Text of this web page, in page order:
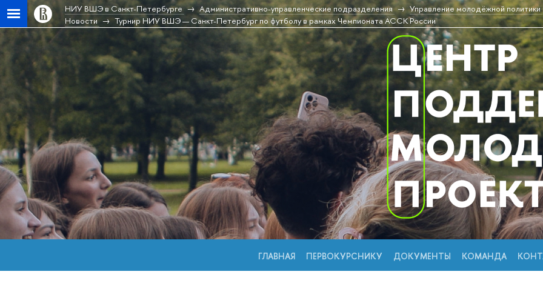
НИУ ВШЭ в Санкт-Петербурге Административно-управленческие подразделения
Управление молодёжной политики
Новости
Турнир НИУ ВШЭ — Санкт-Петербург по футболу в рамках Чемпионата АССК России
ГЛАВНАЯ ПЕРВОКУРСНИКУ ДОКУМЕНТЫ КОМАНДА